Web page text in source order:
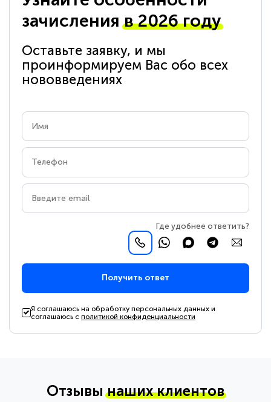
зачисленияв 2026 году
Оставьте заявку, и мы
проинформируем Вас обо всех
нововведениях
Где удобнее ответить?
Получить ответ
Я соглашаюсь на обработку персональных данных и
соглашаюсь сполитикой конфиденциальности
Отзывынаших клиентов